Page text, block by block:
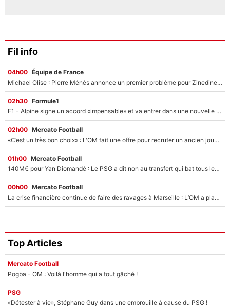
Fil info
04h00 Équipe de France
Michael Olise : Pierre Ménès annonce un premier problème pour Zinedine Zidane en équipe de France
02h30 Formule1
F1 - Alpine signe un accord «impensable» et va entrer dans une nouvelle dimension : Grande nouvelle pour Pierre Gasly !
02h00 Mercato Football
«C’est un très bon choix» : L'OM fait une offre pour recruter un ancien joueur du PSG... et c'est validé dans l'After Foot !
01h00 Mercato Football
140M€ pour Yan Diomandé : Le PSG a dit non au transfert qui bat tous les records sur le mercato
00h00 Mercato Football
La crise financière continue de faire des ravages à Marseille : L’OM a placé 12 joueurs sur le marché des transferts… et ça pourrait lui rapporter près de 100M€ !
Top Articles
Mercato Football
Pogba - OM : Voilà l'homme qui a tout gâché !
PSG
«Détester à vie», Stéphane Guy dans une embrouille à cause du PSG !